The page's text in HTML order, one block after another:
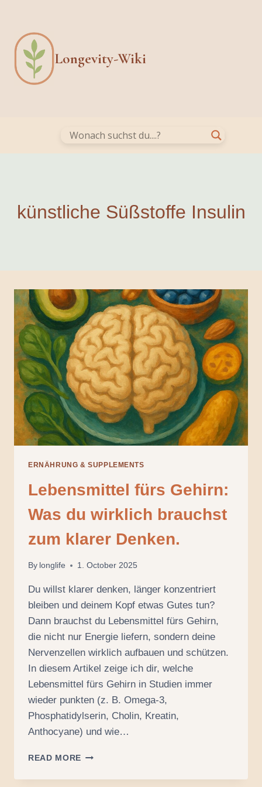
content
Longevity-Wiki
künstliche Süßstoffe Insulin
ERNÄHRUNG & SUPPLEMENTS
Lebensmittel fürs Gehirn:
Was du wirklich brauchst
zum klarer Denken.
By longlife 1. October 2025
Du willst klarer denken, länger konzentriert
bleiben und deinem Kopf etwas Gutes tun?
Dann brauchst du Lebensmittel fürs Gehirn,
die nicht nur Energie liefern, sondern deine
Nervenzellen wirklich aufbauen und schützen.
In diesem Artikel zeige ich dir, welche
Lebensmittel fürs Gehirn in Studien immer
wieder punkten (z. B. Omega-3,
Phosphatidylserin, Cholin, Kreatin,
Anthocyane) und wie…
READ MORE LEBENSMITTEL
GEHIRN: